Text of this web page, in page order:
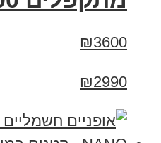
₪3600
₪2990